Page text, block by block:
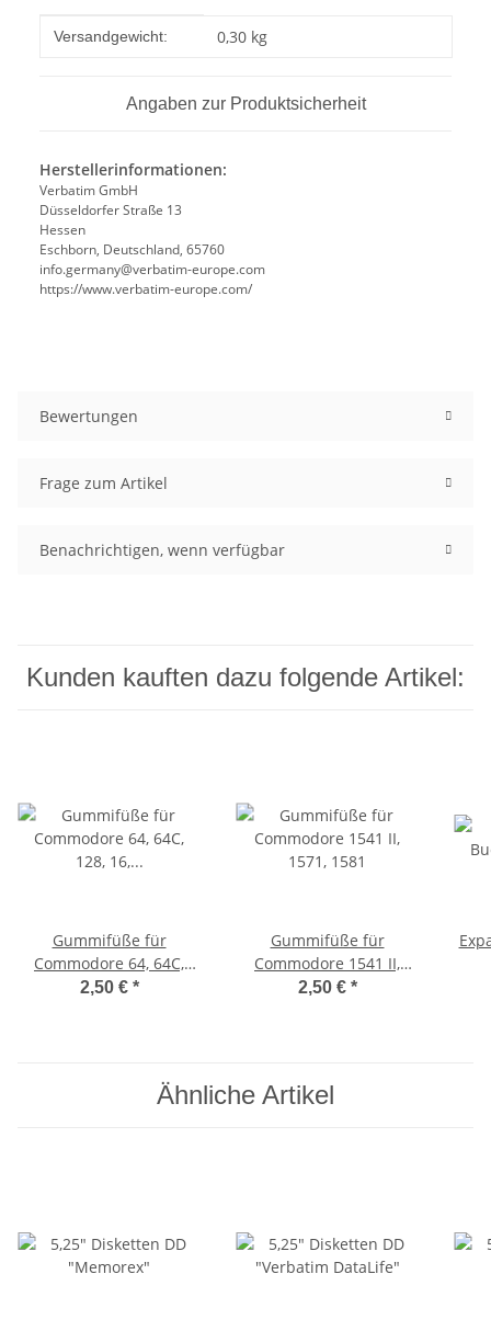
Produkteigenschaft
Wert
Versandgewicht: 0,30 kg
Angaben zur Produktsicherheit
Herstellerinformationen:
Verbatim GmbH
Düsseldorfer Straße 13
Hessen
Eschborn, Deutschland, 65760
info.germany@verbatim-europe.com
https://www.verbatim-europe.com/
Bewertungen
Frage zum Artikel
Benachrichtigen, wenn verfügbar
Kunden kauften dazu folgende Artikel:
Gummifüße für
Commodore 64, 64C,
128, 16, 116, Plus/4, VC
2,50 € *
Gummifüße für
Commodore 1541 II,
1571, 1581
2,50 € *
Ähnliche Artikel